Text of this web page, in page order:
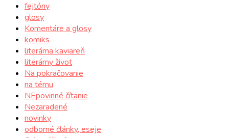
fejtóny
glosy
Komentáre a glosy
komiks
literárna kaviareň
literárny život
Na pokračovanie
na tému
NEpovinné čítanie
Nezaradené
novinky
odborné články, eseje